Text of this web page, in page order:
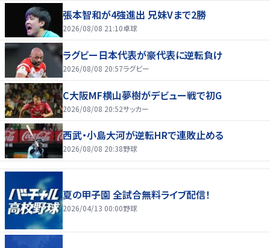
張本智和が4強進出 兄妹Vまで2勝
2026/08/08 21:10卓球
ラグビー日本代表が豪代表に逆転負け
2026/08/08 20:57ラグビー
C大阪MF横山夢樹がデビュー戦で初G
2026/08/08 20:52サッカー
西武・小島大河が逆転HRで連敗止める
2026/08/08 20:38野球
夏の甲子園 全試合無料ライブ配信！
2026/04/13 00:00野球